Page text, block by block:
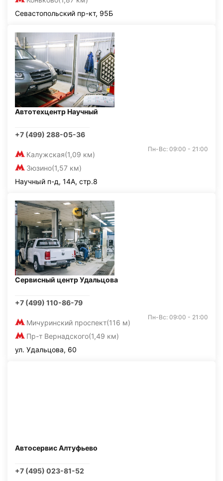
Севастопольский пр-кт, 95Б
Автотехцентр Научный
+7 (499) 288-05-36
Калужская(1,09 км)
Зюзино(1,57 км)
Пн-Вс: 09:00 - 21:00
Научный п-д, 14А, стр.8
Сервисный центр Удальцова
+7 (499) 110-86-79
Мичуринский проспект(116 м)
Пр-т Вернадского(1,49 км)
Пн-Вс: 09:00 - 21:00
ул. Удальцова, 60
Автосервис Алтуфьево
+7 (495) 023-81-52